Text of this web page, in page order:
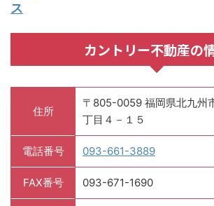
ス
カントリー不動産の
住所
〒805-0059 福岡県北九州
丁目４－１５
電話番号 093-661-3889
FAX番号 093-671-1690